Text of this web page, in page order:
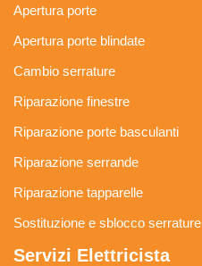
Apertura porte
Apertura porte blindate
Cambio serrature
Riparazione finestre
Riparazione porte basculanti
Riparazione serrande
Riparazione tapparelle
Sostituzione e sblocco serrature
Servizi Elettricista